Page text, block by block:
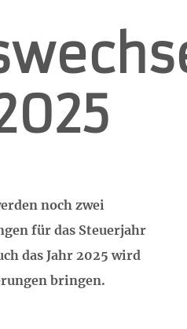
noch zwei
für das Steuerjahr
das Jahr 2025 wird
bringen.